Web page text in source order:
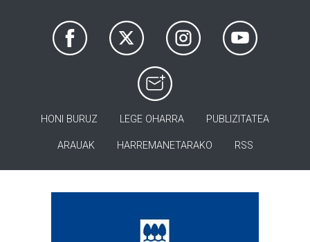
HONI BURUZ LEGE OHARRA PUBLIZITATEA
ARAUAK HARREMANETARAKO RSS